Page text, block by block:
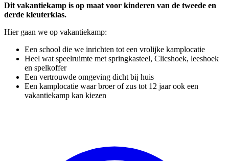
Dit vakantiekamp is op maat voor kinderen van de tweede en
derde kleuterklas.
Hier gaan we op vakantiekamp:
Een school die we inrichten tot een vrolijke kamplocatie
Heel wat speelruimte met springkasteel, Clicshoek, leeshoek
en spelkoffer
Een vertrouwde omgeving dicht bij huis
Een kamplocatie waar broer of zus tot 12 jaar ook een
vakantiekamp kan kiezen